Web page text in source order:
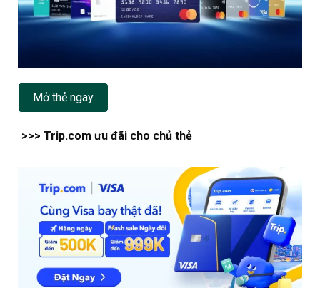
Mở thẻ ngay
>>> Trip.com ưu đãi cho chủ thẻ